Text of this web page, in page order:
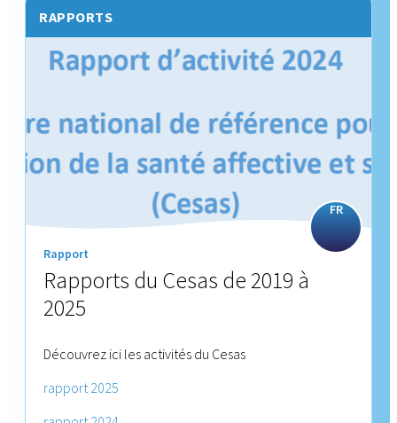
RAPPORTS
FR
Rapport
Rapports du Cesas de 2019 à
2025
Découvrez ici les activités du Cesas
rapport 2025